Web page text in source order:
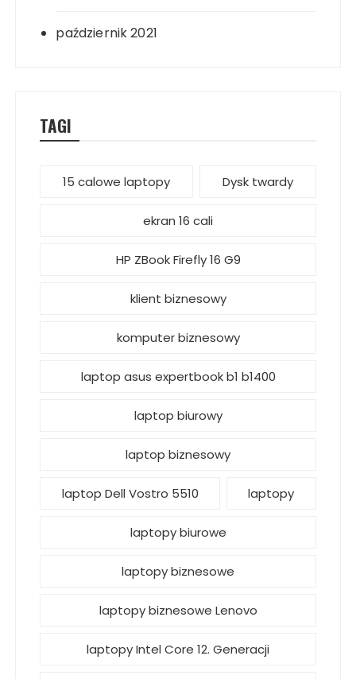
październik 2021
TAGI
15 calowe laptopy Dysk twardy
ekran 16 cali
HP ZBook Firefly 16 G9
klient biznesowy
komputer biznesowy
laptop asus expertbook b1 b1400
laptop biurowy
laptop biznesowy
laptop Dell Vostro 5510 laptopy
laptopy biurowe
laptopy biznesowe
laptopy biznesowe Lenovo
laptopy Intel Core 12. Generacji